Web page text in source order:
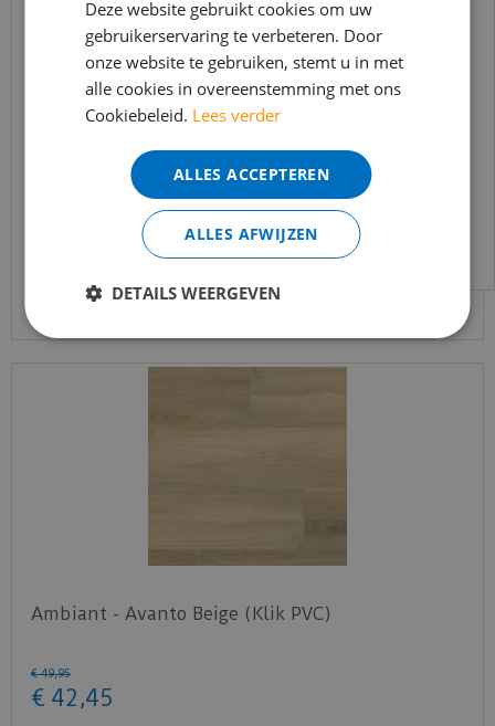
Ambiant - Avanto Beige (Plak PVC)
Bekijk product
Ambiant - Avanto Beige (Klik PVC)
€ 49,95
€ 42 ,45
In verband met de vakantie periode zijn wij
t/m 14 augustus telefonisch helaas niet
bereikbaar.
Bestelling worden uiteraard verwerkt
echter iets minder snel dan wat je van ons
gewend bent.
Voor vragen kan je ons bereiken via
info@merkvloerenwinkel.nl
Deze website gebruikt cookies om uw
gebruikerservaring te verbeteren. Door
onze website te gebruiken, stemt u in met
alle cookies in overeenstemming met ons
Cookiebeleid. Lees verder
ALLES ACCEPTEREN
ALLES AFWIJZEN
DETAILS WEERGEVEN